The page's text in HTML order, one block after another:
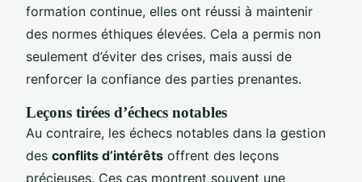
formation continue, elles ont réussi à maintenir
des normes éthiques élevées. Cela a permis non
seulement d’éviter des crises, mais aussi de
renforcer la confiance des parties prenantes.
Leçons tirées d’échecs notables
Au contraire, les échecs notables dans la gestion
des conflits d’intérêts offrent des leçons
précieuses. Ces cas montrent souvent une